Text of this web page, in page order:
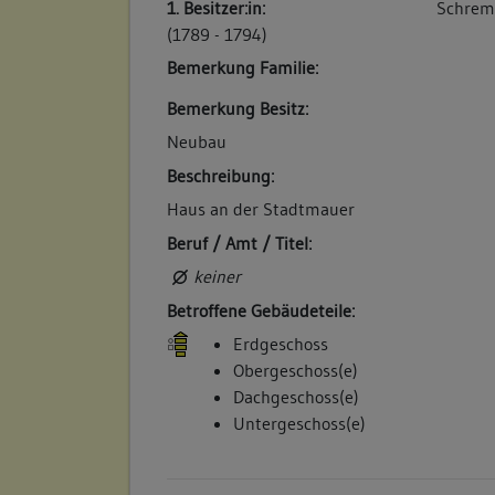
Haus und Scheuer werden 1888 (a) aus
verkauft an den Weingärtner Gottlieb
zweistockiges Wohnhaus mit gewölbtem
Bügelestorstraße, hinten die Stadtmauer,
Witwe und der Scheuer. Nr. 232A Eine
neben obigem Haus in der
Betroffene Gebäudeteile:
Erdgeschoss
Obergeschoss(e)
Untergeschoss(e)
Anbau
5. Bauphase:
(2010)
1. Besitzer:in:
(1789 - 1794)
Bemerkung Familie:
Bemerkung Besitz:
Neubau
Beschreibung:
Haus an der Stadtmauer
Beruf / Amt / Titel:
keiner
Betroffene Gebäudeteile:
Erdgeschoss
Obergeschoss(e)
Dachgeschoss(e)
Untergeschoss(e)